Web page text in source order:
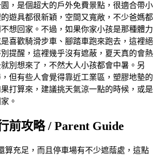
，是個超大的戶外免費景點，很適合帶小
遊具都很新穎，空間又寬敞，不少爸媽都
想回家。不過，如果你家小孩是那種體力
喜歡騎滑步車、腳踏車跑來跑去，這裡絕
提醒，這裡幾乎沒有遮蔽，夏天真的會熱
別想來了，不然大人小孩都會中暑。另
但有些人會覺得靠近工業區，塑膠地墊的
打算來，建議挑天氣涼一點的時候，或是
。
前攻略 / Parent Guide
算充足，而且停車場有不少遮蔭處，這點